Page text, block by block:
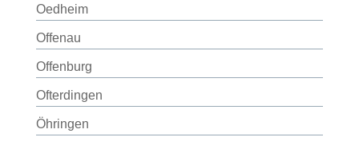
Oedheim
Offenau
Offenburg
Ofterdingen
Öhringen